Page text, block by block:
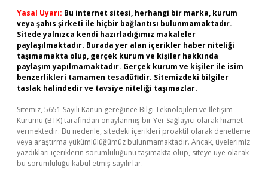
Yasal Uyarı: Bu internet sitesi, herhangi bir marka, kurum
veya şahıs şirketi ile hiçbir bağlantısı bulunmamaktadır.
Sitede yalnızca kendi hazırladığımız makaleler
paylaşılmaktadır. Burada yer alan içerikler haber niteliği
taşımamakta olup, gerçek kurum ve kişiler hakkında
paylaşım yapılmamaktadır. Gerçek kurum ve kişiler ile isim
benzerlikleri tamamen tesadüfidir. Sitemizdeki bilgiler
taslak halindedir ve tavsiye niteliği taşımazlar.
Sitemiz, 5651 Sayılı Kanun gereğince Bilgi Teknolojileri ve İletişim
Kurumu (BTK) tarafından onaylanmış bir Yer Sağlayıcı olarak hizmet
vermektedir. Bu nedenle, sitedeki içerikleri proaktif olarak denetleme
veya araştırma yükümlülüğümüz bulunmamaktadır. Ancak, üyelerimiz
yazdıkları içeriklerin sorumluluğunu taşımakta olup, siteye üye olarak
bu sorumluluğu kabul etmiş sayılırlar.